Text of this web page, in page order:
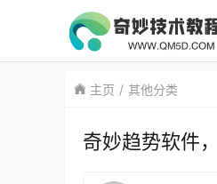
主页 其他分类
奇妙趋势软件